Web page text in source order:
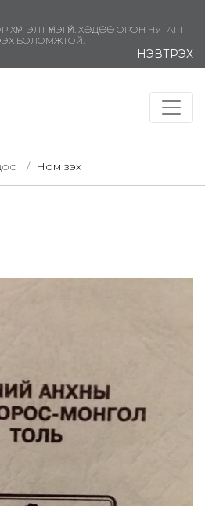
ҮНЭГҮЙ. ХӨДӨӨ ОРОН НУТАГТ
БОЛОМЖТОЙ.
НЭВТРЭХ
Ном үзэх